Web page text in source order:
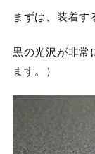
まずは、装着す
黒の光沢が非常
ます。）